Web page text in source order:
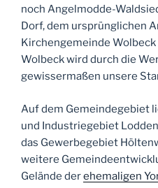
noch Angelmodde-
Dorf, dem ursprünglichen
Kirchengemeinde Wolbeck
Wolbeck wird durch die
gewissermaßen unsere
Auf dem Gemeindegebiet
und Industriegebiet
das Gewerbegebiet
weitere
Gelände derehemaligen